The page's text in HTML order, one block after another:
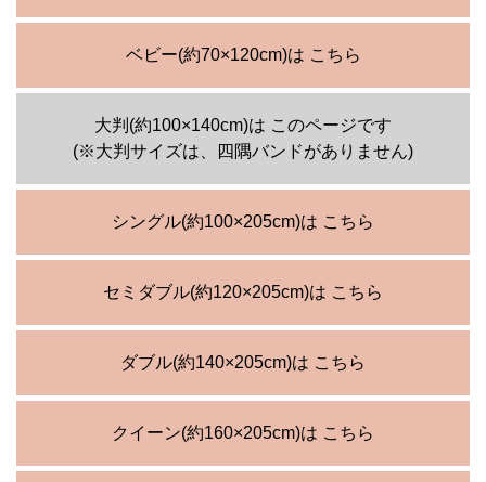
ベビー(約70×120cm)は こちら
大判(約100×140cm)は このページです
(※大判サイズは、四隅バンドがありません)
シングル(約100×205cm)は こちら
セミダブル(約120×205cm)は こちら
ダブル(約140×205cm)は こちら
クイーン(約160×205cm)は こちら